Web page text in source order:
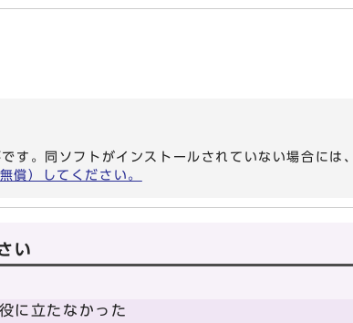
。同ソフトがインストールされていない場合には、
）してください。
い
役に立たなかった